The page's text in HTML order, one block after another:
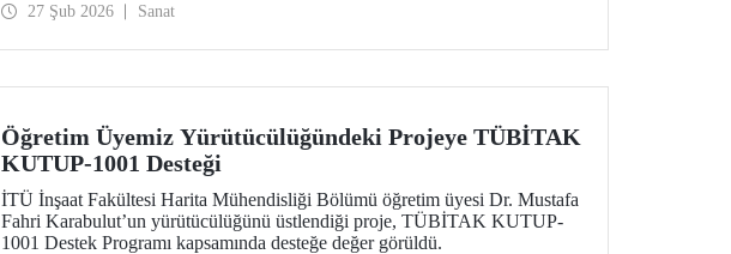
27 Şub 2026 Sanat
Öğretim Üyemiz Yürütücülüğündeki Projeye TÜBİTAK
KUTUP-1001 Desteği
İTÜ İnşaat Fakültesi Harita Mühendisliği Bölümü öğretim üyesi Dr. Mustafa
Fahri Karabulut’un yürütücülüğünü üstlendiği proje, TÜBİTAK KUTUP-
1001 Destek Programı kapsamında desteğe değer görüldü.